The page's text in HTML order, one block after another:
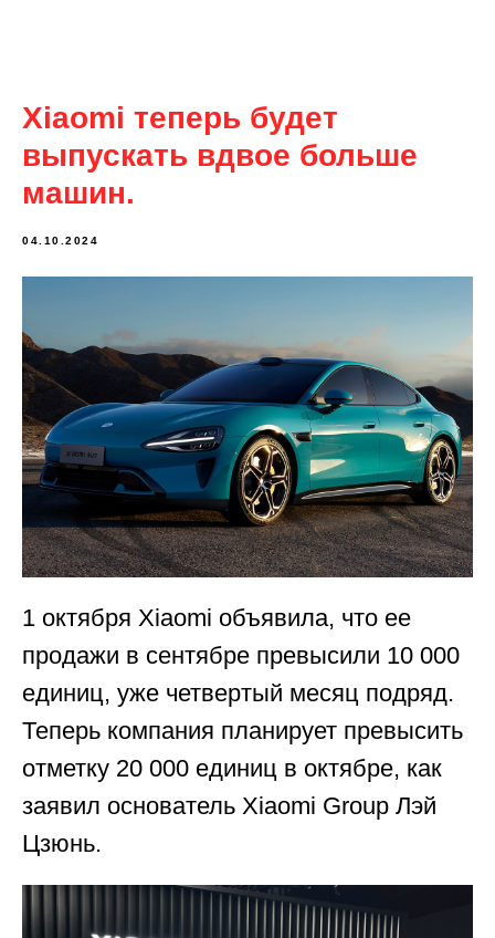
Xiaomi теперь будет
выпускать вдвое больше
машин.
04.10.2024
1 октября Xiaomi объявила, что ее
продажи в сентябре превысили 10 000
единиц, уже четвертый месяц подряд.
Теперь компания планирует превысить
отметку 20 000 единиц в октябре, как
заявил основатель Xiaomi Group Лэй
Цзюнь.